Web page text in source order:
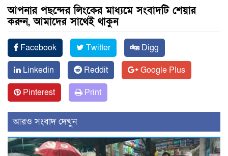
আপনার পছন্দের লিংকের মাধ্যমে সংবাদটি শেয়ার
করুন, আমাদের সাথেই থাকুন
Facebook Twitter
Digg
Linkedin
Reddit
Google Plus
Pinterest
Print
আরও সংবাদ দেখুন